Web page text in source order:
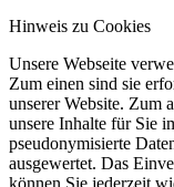
Hinweis zu Cookies
Unsere Webseite
Zum einen sind sie
unserer Website. Zum
unsere Inhalte für Sie
pseudonymisierte
ausgewertet. Das